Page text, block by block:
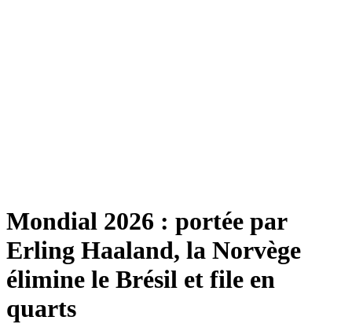
Mondial 2026 : portée par
Erling Haaland, la Norvège
élimine le Brésil et file en
quarts